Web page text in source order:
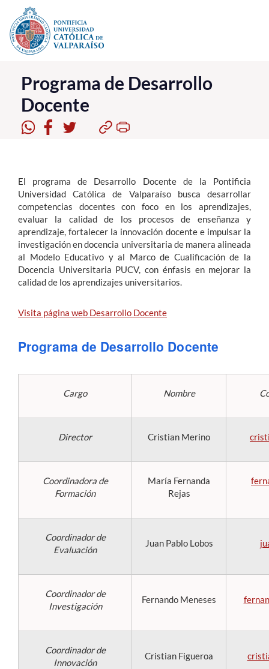
Click acá para ir directamente al contenido
La Universidad
Investigación, Creación e Innovación
PUCV Internacional
Admisión
Pregrado
Postgrado
Formación Continua
Funcionarios
English
Programa de Desarrollo
Docente
El programa de Desarrollo Docente de la Pontificia
Universidad Católica de Valparaíso busca desarrollar
competencias docentes con foco en los aprendizajes,
evaluar la calidad de los procesos de enseñanza y
aprendizaje, fortalecer la innovación docente e impulsar la
investigación en docencia universitaria de manera alineada
al Modelo Educativo y al Marco de Cualificación de la
Docencia Universitaria PUCV, con énfasis en mejorar la
calidad de los aprendizajes universitarios.
Visita página web Desarrollo Docente
Programa de Desarrollo Docente
Cargo Nombre
Director Cristian Merino
Coordinadora de
Formación
María Fernanda
Rejas
Coordinador de
Evaluación
Juan Pablo Lobos
Coordinador de
Investigación
Fernando Meneses
Coordinador de
Innovación
Cristian Figueroa